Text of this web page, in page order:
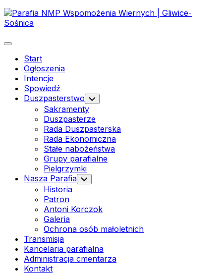
Skip
to
Expand
Start
Ogłoszenia
Current
Page
Parent
Intencje
Spowiedź
Duszpasterstwo Toggle
Child
Menu
Sakramenty
Duszpasterze
Rada Duszpasterska
Rada Ekonomiczna
Stałe nabożeństwa
Grupy parafialne
Pielgrzymki
Nasza Parafia Toggle
Child
Historia
Patron
Antoni Korczok
Galeria
Ochrona osób małoletnich
Transmisja
Kancelaria parafialna
Administracja cmentarza
Kontakt